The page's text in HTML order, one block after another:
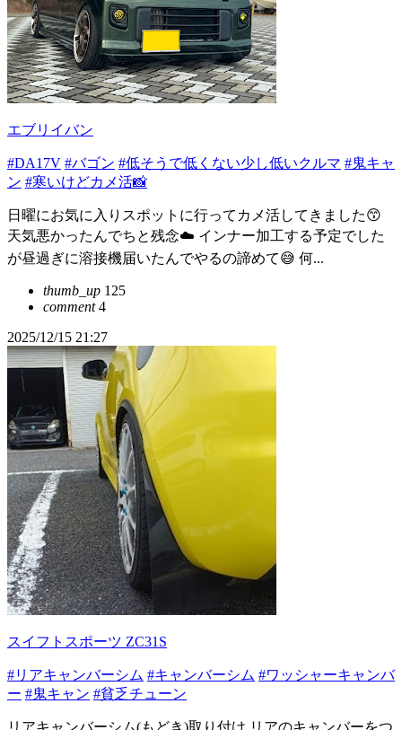
エブリイバン
#DA17V #バゴン #低そうで低くない少し低いクルマ #鬼キャ
ン #寒いけどカメ活📸
日曜にお気に入りスポットに行ってカメ活してきました😙
天気悪かったんでちと残念☁️ インナー加工する予定でした
が昼過ぎに溶接機届いたんでやるの諦めて😅 何...
thumb_up 125
comment4
2025/12/15 21:27
スイフトスポーツ ZC31S
#リアキャンバーシム #キャンバーシム #ワッシャーキャンバ
ー #鬼キャン #貧乏チューン
リアキャンバーシム(もどき)取り付け リアのキャンバーをつ